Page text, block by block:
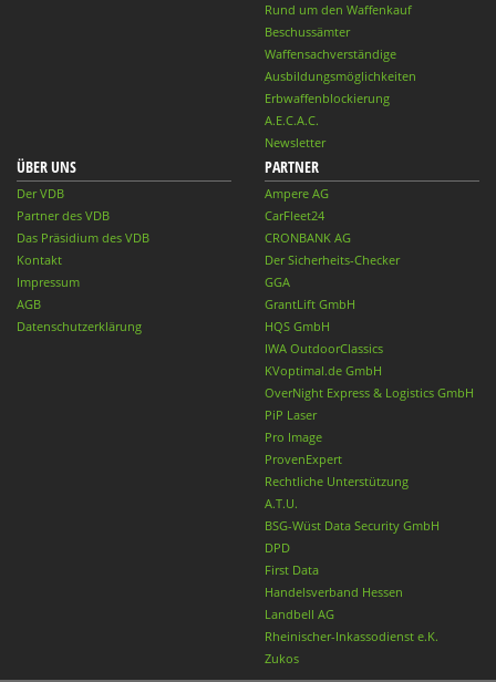
Rund um den Waffenkauf
Beschussämter
Waffensachverständige
Ausbildungsmöglichkeiten
Erbwaffenblockierung
A.E.C.A.C.
Newsletter
ÜBER UNS
Der VDB
Partner des VDB
Das Präsidium des VDB
Kontakt
Impressum
AGB
Datenschutzerklärung
PARTNER
Ampere AG
CarFleet24
CRONBANK AG
Der Sicherheits-Checker
GGA
GrantLift GmbH
HQS GmbH
IWA OutdoorClassics
KVoptimal.de GmbH
OverNight Express & Logistics GmbH
PiP Laser
Pro Image
ProvenExpert
Rechtliche Unterstützung
A.T.U.
BSG-Wüst Data Security GmbH
DPD
First Data
Handelsverband Hessen
Landbell AG
Rheinischer-Inkassodienst e.K.
Zukos